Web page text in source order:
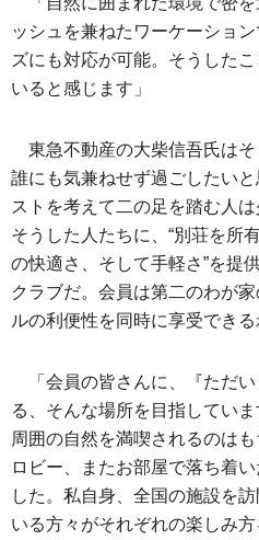
ッシュを兼ねたワーケーショ
ズにも対応が可能。そうした
いると感じます」
東急不動産の大柴信吾氏はそ
誰にも気兼ねせず過ごしたい
ストを考えて二の足を踏む人
そうした人たちに、“別荘を所
の快適さ、そして手軽さ”を提
クラブだ。会員は第二のわが
ルの利便性を同時に享受できる
「会員の皆さんに、『ただ
る、そんな場所を目指してい
周囲の自然を満喫されるのは
ロビー、またお部屋で落ち着
した。私自身、全国の施設を
いる方々がそれぞれの楽しみ